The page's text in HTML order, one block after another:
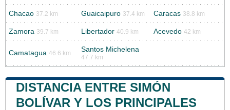
Chacao 37.2 km Guaicaipuro 37.4 km Caracas 38.8 km
Zamora 39.7 km Libertador 40.9 km Acevedo 42 km
Camatagua 46.6 km Santos Michelena
47.7 km
DISTANCIA ENTRE SIMÓN
BOLÍVAR Y LOS PRINCIPALES